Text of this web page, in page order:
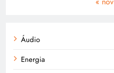
Áudio
Energia